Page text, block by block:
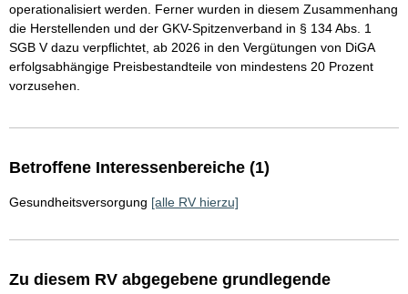
operationalisiert werden. Ferner wurden in diesem Zusammenhang
die Herstellenden und der GKV-Spitzenverband in § 134 Abs. 1
SGB V dazu verpflichtet, ab 2026 in den Vergütungen von DiGA
erfolgsabhängige Preisbestandteile von mindestens 20 Prozent
vorzusehen.
Betroffene Interessenbereiche (1)
Gesundheitsversorgung [alle RV hierzu]
Zu diesem RV abgegebene grundlegende